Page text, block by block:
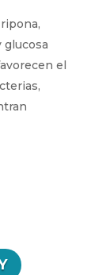
glucosa
el